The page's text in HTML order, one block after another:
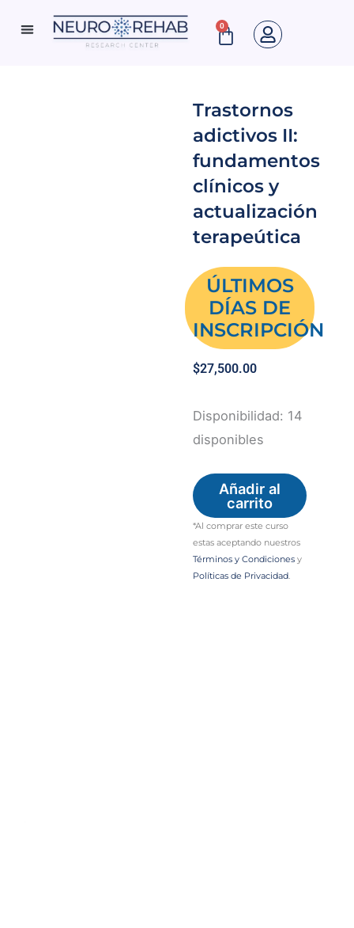
0
Cart
Trastornos
adictivos II:
fundamentos
clínicos y
actualización
terapeútica
ÚLTIMOS
DÍAS DE
INSCRIPCIÓN
$27,500.00
Disponibilidad: 14
disponibles
Trastornos
adictivos
fundamentos
clínicos
y
actualización
terapeútica
Añadir al
carrito
*Al comprar este curso
estas aceptando nuestros
Términos y Condiciones y
Políticas de Privacidad.